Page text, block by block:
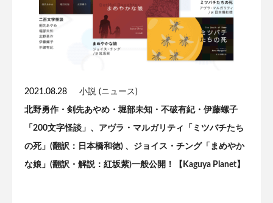
2021.08.28 小説 (ニュース)
北野勇作・剣先あやめ・堀部未知・不破有紀・伊藤螺子
「200文字怪談」、アヴラ・マルガリティ「ミツバチたち
の死」(翻訳：日本橋和徳) 、ジョイス・チング「まめやか
な娘」(翻訳・解説：紅坂紫)一般公開！【Kaguya Planet】